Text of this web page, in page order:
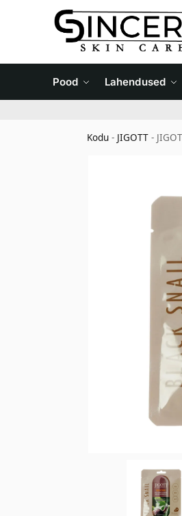
Pood Lahendused
Kodu - JIGOTT -